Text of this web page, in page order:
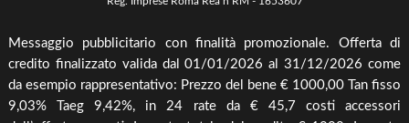
Agricoltura
Irrigazione & Pompe
Riscaldamento & Pannelli solari & Bollitori
Cambio, Resi e Rimborsi
Messaggio pubblicitario con finalità promozionale. Offerta di
credito finalizzato valida dal 01/01/2026 al 31/12/2026 come
da esempio rappresentativo: Prezzo del bene € 1000,00 Tan fisso
9,03% Taeg 9,42%, in 24 rate da € 45,7 costi accessori